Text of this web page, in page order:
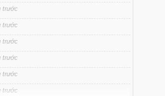
trước
trước
trước
trước
trước
trước